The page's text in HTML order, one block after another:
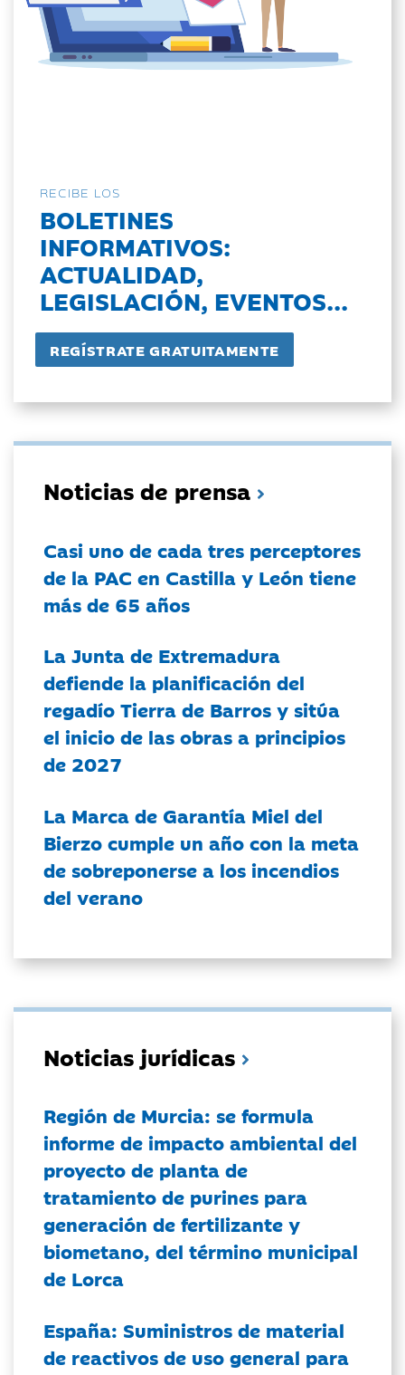
RECIBE LOS
BOLETINES
INFORMATIVOS:
ACTUALIDAD,
LEGISLACIÓN, EVENTOS...
Noticias de prensa
Casi uno de cada tres perceptores
de la PAC en Castilla y León tiene
más de 65 años
La Junta de Extremadura
defiende la planificación del
regadío Tierra de Barros y sitúa
el inicio de las obras a principios
de 2027
La Marca de Garantía Miel del
Bierzo cumple un año con la meta
de sobreponerse a los incendios
del verano
Noticias jurídicas
Región de Murcia: se formula
informe de impacto ambiental del
proyecto de planta de
tratamiento de purines para
generación de fertilizante y
biometano, del término municipal
de Lorca
España: Suministros de material
de reactivos de uso general para